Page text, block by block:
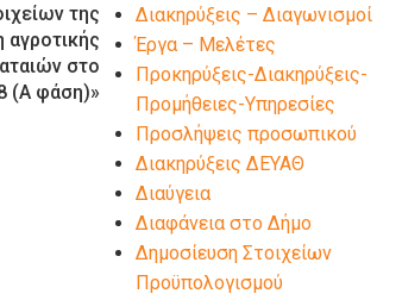
της
αγροτικής
στο
(Α φάση)»
Διακηρύξεις – Διαγωνισμοί
Έργα – Μελέτες
Προκηρύξεις-Διακηρύξεις-
Προμήθειες-Υπηρεσίες
Προσλήψεις προσωπικού
Διακηρύξεις ΔΕΥΑΘ
Διαύγεια
Διαφάνεια στο Δήμο
Δημοσίευση Στοιχείων
Προϋπολογισμού